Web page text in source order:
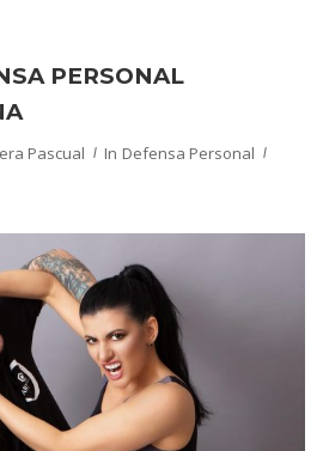
PERSONAL
Pascual In Defensa Personal